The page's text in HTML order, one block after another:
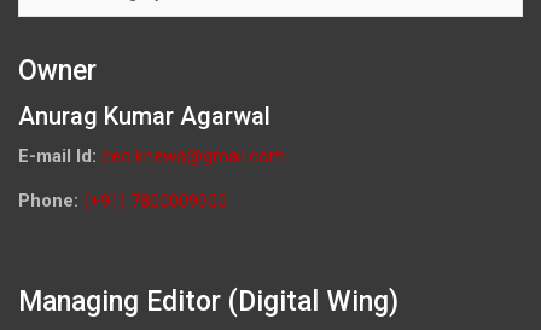
Owner
Anurag Kumar Agarwal
E-mail Id: ceo.knews@gmail.com
Phone: (+91) 7800009900
Managing Editor (Digital Wing)